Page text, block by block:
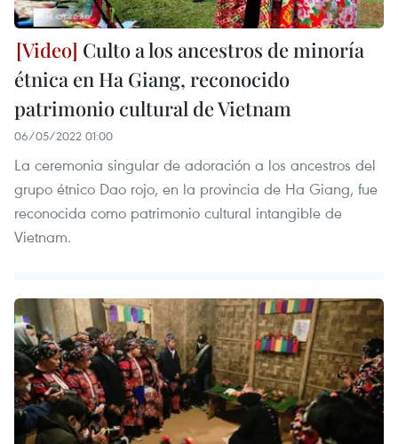
Culto a los ancestros de minoría
étnica en Ha Giang, reconocido
patrimonio cultural de Vietnam
06/05/2022 01:00
La ceremonia singular de adoración a los ancestros del
grupo étnico Dao rojo, en la provincia de Ha Giang, fue
reconocida como patrimonio cultural intangible de
Vietnam.